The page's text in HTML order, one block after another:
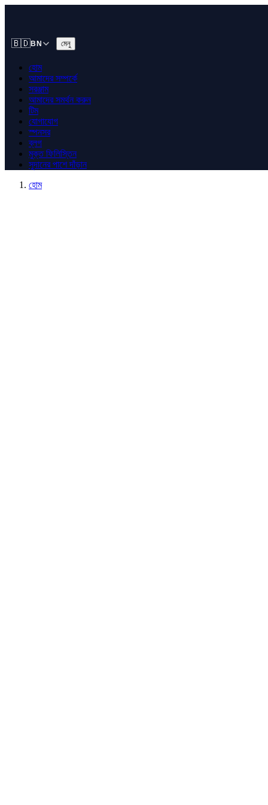
🇧🇩BN মেনু
হোম
আমাদের সম্পর্কে
সরঞ্জাম
আমাদের সমর্থন করুন
টিম
যোগাযোগ
স্পনসর
ব্লগ
মুক্ত ফিলিস্তিন
সুদানের পাশে দাঁড়ান
হোম